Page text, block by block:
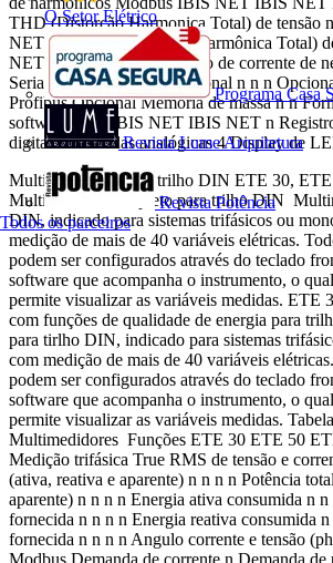
O Setor Elétrico
Programa Casa
Revista Lume Arquitetura
Revista Potência
Todos os parceiros
THD (Distorção Harmonica Total) de tensão
NET n n THD (Distorção Harmônica Total)
NET IBIS NET n n Medição de corrente de
Serial RS485 Modbus Opcional n n n
Profibus Opcional Memória de massa n n
software IBIS IBIS NET IBIS NET n
digitais 5 8 Saídas analógicas 4 Display de
Multimedidores para trilho DIN ETE 30,
Multimedidor completo para trilho DIN
DIN, indicado para sistemas trifásicos ou
medição de mais de 40 variáveis elétricas.
podem ser configurados através do teclado
software que acompanha o instrumento, o
permite visualizar as variáveis medidas. ETE
com funções de qualidade de energia para
para tirlho DIN, indicado para sistemas
com medição de mais de 40 variáveis
podem ser configurados através do teclado
software que acompanha o instrumento, o
permite visualizar as variáveis medidas.
Multimedidores Funções ETE 30 ETE 50
Medição trifásica True RMS de tensão e
(ativa, reativa e aparente) n n n n Potência
aparente) n n n n Energia ativa consumida n
fornecida n n n n Energia reativa consumida
fornecida n n n n Angulo corrente e tensão